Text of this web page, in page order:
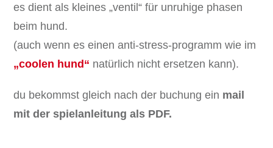
es dient als kleines „ventil“ für unruhige phasen
beim hund.
(auch wenn es einen anti-stress-programm wie im
„coolen hund“ natürlich nicht ersetzen kann).
du bekommst gleich nach der buchung ein mail
mit der spielanleitung als PDF.